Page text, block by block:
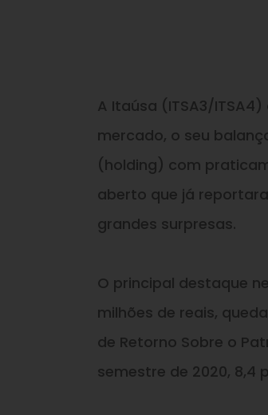
A Itaúsa (ITSA3/
mercado, o seu
(holding) com
aberto que já
grandes surpresas.
O principal destaque
milhões de reais,
de Retorno Sobre o
semestre de 2020, 8,4